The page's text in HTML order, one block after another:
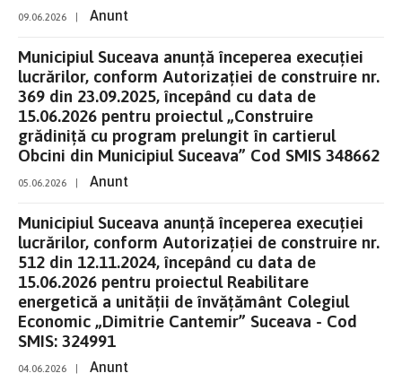
09.06.2026 Anunt
Municipiul Suceava anunță începerea execuției
lucrărilor, conform Autorizației de construire nr.
369 din 23.09.2025, începând cu data de
15.06.2026 pentru proiectul „Construire
grădiniță cu program prelungit în cartierul
Obcini din Municipiul Suceava” Cod SMIS 348662
05.06.2026 Anunt
Municipiul Suceava anunță începerea execuției
lucrărilor, conform Autorizației de construire nr.
512 din 12.11.2024, începând cu data de
15.06.2026 pentru proiectul Reabilitare
energetică a unității de învățământ Colegiul
Economic „Dimitrie Cantemir” Suceava - Cod
SMIS: 324991
04.06.2026 Anunt